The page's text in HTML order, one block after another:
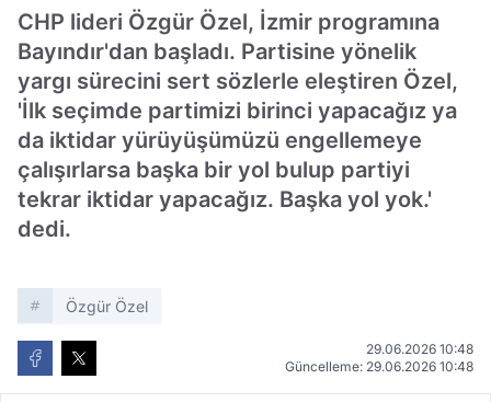
CHP lideri Özgür Özel, İzmir programına
Bayındır'dan başladı. Partisine yönelik
yargı sürecini sert sözlerle eleştiren Özel,
'İlk seçimde partimizi birinci yapacağız ya
da iktidar yürüyüşümüzü engellemeye
çalışırlarsa başka bir yol bulup partiyi
tekrar iktidar yapacağız. Başka yol yok.'
dedi.
Özgür Özel
29.06.2026 10:48
Güncelleme: 29.06.2026 10:48